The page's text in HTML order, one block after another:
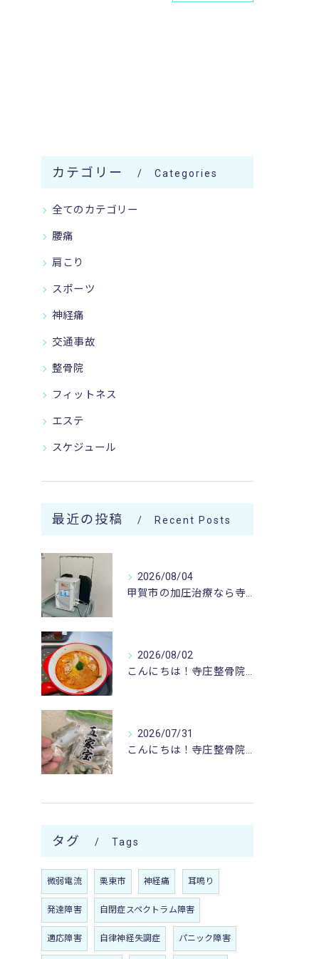
カテゴリー Categories
全てのカテゴリー
腰痛
肩こり
スポーツ
神経痛
交通事故
整骨院
フィットネス
エステ
スケジュール
最近の投稿 Recent Posts
2026/08/04
甲賀市の加圧治療なら寺庄整骨院へ🚴🏻‍♂️
2026/08/02
こんにちは！寺庄整骨院のスタッフです！
2026/07/31
こんにちは！寺庄整骨院のスタッフです🎐
タグ Tags
微弱電流 栗東市 神経痛 耳鳴り
発達障害 自閉症スペクトラム障害
適応障害 自律神経失調症 パニック障害